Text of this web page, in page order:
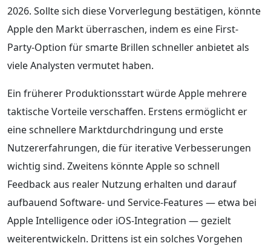
2026. Sollte sich diese Vorverlegung bestätigen, könnte
Apple den Markt überraschen, indem es eine First-
Party-Option für smarte Brillen schneller anbietet als
viele Analysten vermutet haben.
Ein früherer Produktionsstart würde Apple mehrere
taktische Vorteile verschaffen. Erstens ermöglicht er
eine schnellere Marktdurchdringung und erste
Nutzererfahrungen, die für iterative Verbesserungen
wichtig sind. Zweitens könnte Apple so schnell
Feedback aus realer Nutzung erhalten und darauf
aufbauend Software- und Service-Features — etwa bei
Apple Intelligence oder iOS-Integration — gezielt
weiterentwickeln. Drittens ist ein solches Vorgehen